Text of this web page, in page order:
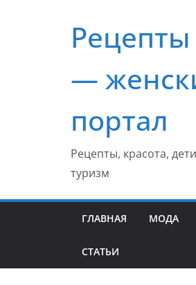
содержимомуРецепты
—
портал
Рецепты, красота,
туризм
ГЛАВНАЯ МОДА
СТАТЬИ